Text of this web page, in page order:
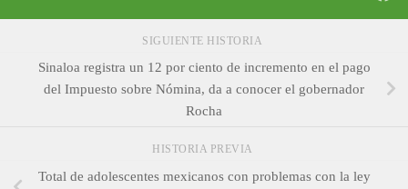
SIGUIENTE HISTORIA
Sinaloa registra un 12 por ciento de incremento en el pago
del Impuesto sobre Nómina, da a conocer el gobernador
Rocha
HISTORIA PREVIA
Total de adolescentes mexicanos con problemas con la ley